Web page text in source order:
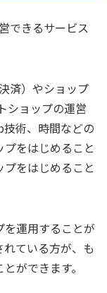
できるサービス
済）やショップ
ショップの運営
術、時間などの
をはじめること
をはじめること
を運用することが
ている方が、も
ができます。